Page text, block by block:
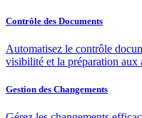
Contrôle des Documents
Automatisez le contrôle
visibilité et la préparation aux
Gestion des Changements